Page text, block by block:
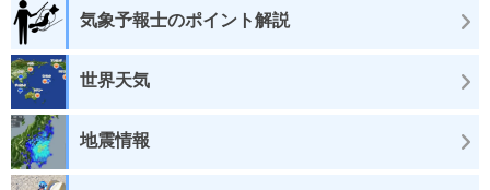
気象予報士のポイント解説
世界天気
地震情報